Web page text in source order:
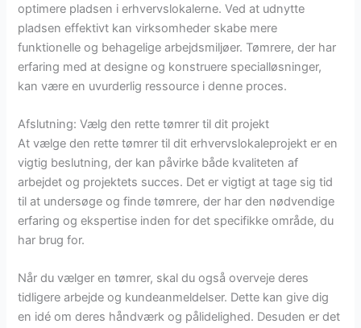
optimere pladsen i erhvervslokalerne. Ved at udnytte
pladsen effektivt kan virksomheder skabe mere
funktionelle og behagelige arbejdsmiljøer. Tømrere, der har
erfaring med at designe og konstruere specialløsninger,
kan være en uvurderlig ressource i denne proces.
Afslutning: Vælg den rette tømrer til dit projekt
At vælge den rette tømrer til dit erhvervslokaleprojekt er en
vigtig beslutning, der kan påvirke både kvaliteten af
arbejdet og projektets succes. Det er vigtigt at tage sig tid
til at undersøge og finde tømrere, der har den nødvendige
erfaring og ekspertise inden for det specifikke område, du
har brug for.
Når du vælger en tømrer, skal du også overveje deres
tidligere arbejde og kundeanmeldelser. Dette kan give dig
en idé om deres håndværk og pålidelighed. Desuden er det